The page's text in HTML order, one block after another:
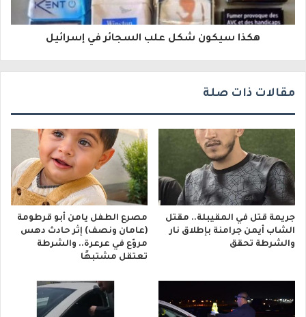
هكذا سيكون شكل علب السجائر في إسرائيل
مقالات ذات صلة
جريمة قتل في المقيبلة.. مقتل
الشاب أيمن جرامنة بإطلاق نار
والشرطة تحقق
مصرع الطفل يامن أبو قرطومة
(عامان ونصف) إثر حادث دهس
مروّع في عرعرة.. والشرطة
تعتقل مشتبهًا